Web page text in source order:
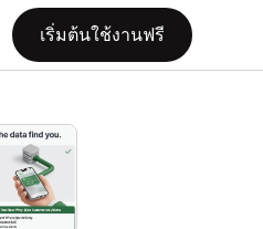
เริ่มต้นใช้งานฟรี